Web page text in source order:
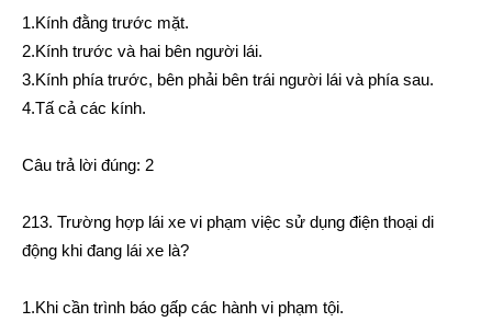
1.Kính đằng trước mặt.
2.Kính trước và hai bên người lái.
3.Kính phía trước, bên phải bên trái người lái và phía sau.
4.Tấ cả các kính.
Câu trả lời đúng: 2
213. Trường hợp lái xe vi phạm việc sử dụng điện thoại di
động khi đang lái xe là?
1.Khi cần trình báo gấp các hành vi phạm tội.